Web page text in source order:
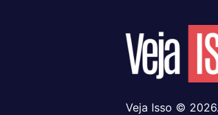
Veja Isso ©